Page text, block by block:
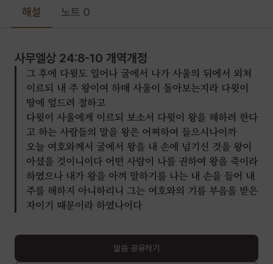
해설 노트 0
사무엘상 24:8-10 개역개정
그 후에 다윗도 일어나 굴에서 나가 사울의 뒤에서 외쳐
이르되 내 주 왕이여 하매 사울이 돌아보는지라 다윗이
땅에 엎드려 절하고
다윗이 사울에게 이르되 보소서 다윗이 왕을 해하려 한다
고 하는 사람들의 말을 왕은 어찌하여 들으시나이까
오늘 여호와께서 굴에서 왕을 내 손에 넘기신 것을 왕이
아셨을 것이니이다 어떤 사람이 나를 권하여 왕을 죽이라
하였으나 내가 왕을 아껴 말하기를 나는 내 손을 들어 내
주를 해하지 아니하리니 그는 여호와의 기름 부음을 받은
자이기 때문이라 하였나이다
말씀 공유하기